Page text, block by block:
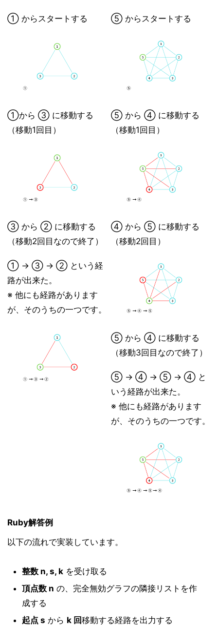
① からスタートする
①から ③ に移動する
（移動1回目）
③ から ② に移動する
（移動2回目なので終了）
① → ③ → ② という経
路が出来た。
※ 他にも経路があります
が、そのうちの一つです。
⑤ からスタートする
⑤ から ④ に移動する
（移動1回目）
④ から ⑤ に移動する
（移動2回目）
⑤ から ④ に移動する
（移動3回目なので終了）
⑤ → ④ → ⑤ → ④ と
いう経路が出来た。
※ 他にも経路があります
が、そのうちの一つです。
Ruby解答例
以下の流れで実装しています。
整数 n, s, k を受け取る
頂点数 n の、完全無効グラフの隣接リストを作
成する
起点 s から k 回移動する経路を出力する